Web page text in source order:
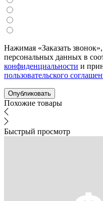
Нажимая «Заказать
персональных данных в
конфиденциальности и
пользовательского
Похожие товары
Быстрый просмотр